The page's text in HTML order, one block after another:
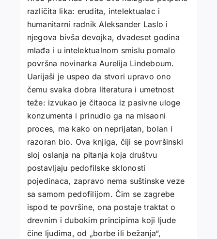
različita lika: erudita, intelektualac i
humanitarni radnik Aleksander Laslo i
njegova bivša devojka, dvadeset godina
mlađa i u intelektualnom smislu pomalo
površna novinarka Aurelija Lindeboum.
Uarijaši je uspeo da stvori upravo ono
čemu svaka dobra literatura i umetnost
teže: izvukao je čitaoca iz pasivne uloge
konzumenta i prinudio ga na misaoni
proces, ma kako on neprijatan, bolan i
razoran bio. Ova knjiga, čiji se površinski
sloj oslanja na pitanja koja društvu
postavljaju pedofilske sklonosti
pojedinaca, zapravo nema suštinske veze
sa samom pedofilijom. Čim se zagrebe
ispod te površine, ona postaje traktat o
drevnim i dubokim principima koji ljude
čine ljudima, od „borbe ili bežanja“,